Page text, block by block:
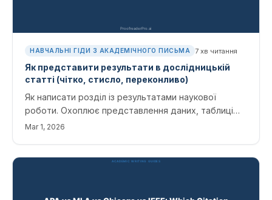
НАВЧАЛЬНІ ГІДИ З АКАДЕМІЧНОГО ПИСЬМА 7 хв читання
Як представити результати в дослідницькій
статті (чітко, стисло, переконливо)
Як написати розділ із результатами наукової
роботи. Охоплює представлення даних, таблиці
проти малюнків і збереження результатів окремо
Mar 1, 2026